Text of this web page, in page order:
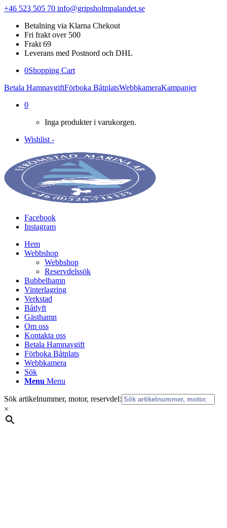
+46 523 505 70 info@gripsholmpalandet.se
Betalning via Klarna Chekout
Fri frakt over 500
Frakt 69
Leverans med Postnord och DHL
0Shopping Cart
Betala HamnavgiftFörboka BåtplatsWebbkameraKampanjer
0
Inga produkter i varukorgen.
Wishlist -
Facebook
Instagram
Hem
Webbshop
Webbshop
Reservdelssök
Bubbelhamn
Vinterlagring
Verkstad
Båtlyft
Gästhamn
Om oss
Kontakta oss
Betala Hamnavgift
Förboka Båtplats
Webbkamera
Sök
Menu Menu
Sök artikelnummer, motor, reservdel:
×